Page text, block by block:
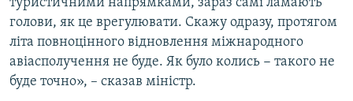
туристичними напрямками, зараз самі ламають
голови, як це врегулювати. Скажу одразу, протягом
літа повноцінного відновлення міжнародного
авіасполучення не буде. Як було колись − такого не
буде точно», – сказав міністр.